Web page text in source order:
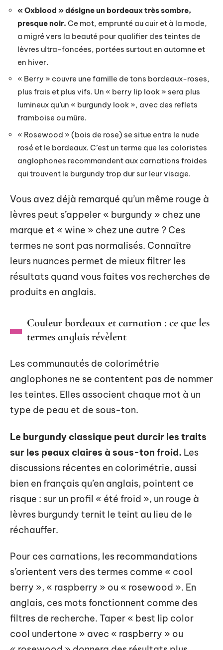
« Oxblood » désigne un bordeaux très sombre,
presque noir. Ce mot, emprunté au cuir et à la mode,
a migré vers la beauté pour qualifier des teintes de
lèvres ultra-foncées, portées surtout en automne et
en hiver.
« Berry » couvre une famille de tons bordeaux-roses,
plus frais et plus vifs. Un « berry lip look » sera plus
lumineux qu’un « burgundy look », avec des reflets
framboise ou mûre.
« Rosewood » (bois de rose) se situe entre le nude
rosé et le bordeaux. C’est un terme que les coloristes
anglophones recommandent aux carnations froides
qui trouvent le burgundy trop dur sur leur visage.
Vous avez déjà remarqué qu’un même rouge à
lèvres peut s’appeler « burgundy » chez une
marque et « wine » chez une autre ? Ces
termes ne sont pas normalisés. Connaître
leurs nuances permet de mieux filtrer les
résultats quand vous faites vos recherches de
produits en anglais.
Couleur bordeaux et carnation : ce que les
termes anglais révèlent
Les communautés de colorimétrie
anglophones ne se contentent pas de nommer
les teintes. Elles associent chaque mot à un
type de peau et de sous-ton.
Le burgundy classique peut durcir les traits
sur les peaux claires à sous-ton froid. Les
discussions récentes en colorimétrie, aussi
bien en français qu’en anglais, pointent ce
risque : sur un profil « été froid », un rouge à
lèvres burgundy ternit le teint au lieu de le
réchauffer.
Pour ces carnations, les recommandations
s’orientent vers des termes comme « cool
berry », « raspberry » ou « rosewood ». En
anglais, ces mots fonctionnent comme des
filtres de recherche. Taper « best lip color
cool undertone » avec « raspberry » ou